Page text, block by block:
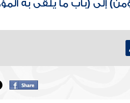
إلى (باب ما يلقى به